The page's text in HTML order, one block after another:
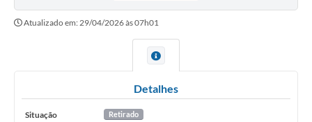
Diários Oficial
Atualizado em: 29/04/2026 às 07h01
Detalhes
Situação Retirado